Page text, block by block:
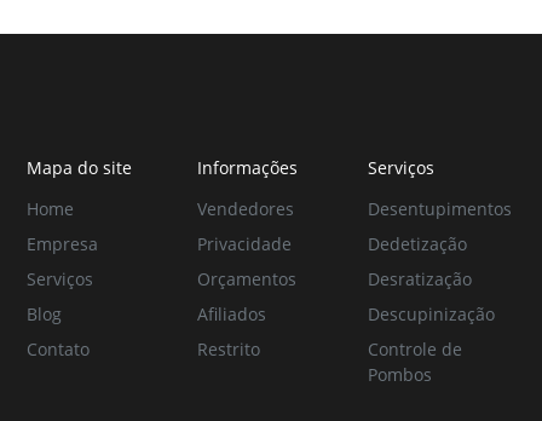
Mapa do site
Home
Empresa
Serviços
Blog
Contato
Informações
Vendedores
Privacidade
Orçamentos
Afiliados
Restrito
Serviços
Desentupimentos
Dedetização
Desratização
Descupinização
Controle de
Pombos